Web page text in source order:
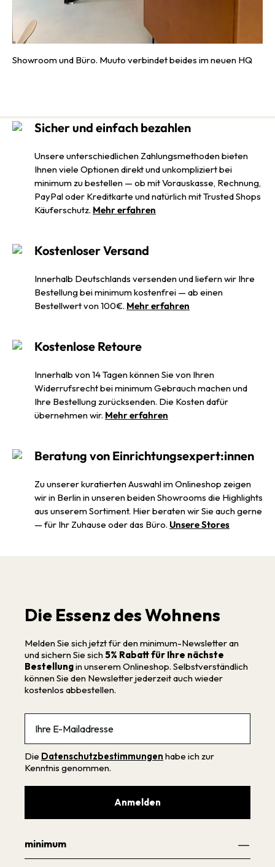
Showroom und Büro. Muuto verbindet beides im neuen HQ
Sicher und einfach bezahlen
Unsere unterschiedlichen Zahlungsmethoden bieten
Ihnen viele Optionen direkt und unkompliziert bei
minimum zu bestellen — ob mit Vorauskasse, Rechnung,
PayPal oder Kreditkarte und natürlich mit Trusted Shops
Käuferschutz. Mehr erfahren
Kostenloser Versand
Innerhalb Deutschlands versenden und liefern wir Ihre
Bestellung bei minimum kostenfrei — ab einen
Bestellwert von 100€. Mehr erfahren
Kostenlose Retoure
Innerhalb von 14 Tagen können Sie von Ihren
Widerrufsrecht bei minimum Gebrauch machen und
Ihre Bestellung zurücksenden. Die Kosten dafür
übernehmen wir. Mehr erfahren
Beratung von Einrichtungsexpert:innen
Zu unserer kuratierten Auswahl im Onlineshop zeigen
wir in Berlin in unseren beiden Showrooms die Highlights
aus unserem Sortiment. Hier beraten wir Sie auch gerne
— für Ihr Zuhause oder das Büro. Unsere Stores
Die Essenz des Wohnens
Melden Sie sich jetzt für den minimum-Newsletter an
und sichern Sie sich 5% Rabatt für Ihre nächste
Bestellungin unserem Onlineshop. Selbstverständlich
können Sie den Newsletter jederzeit auch wieder
kostenlos abbestellen.
Die Datenschutzbestimmungen habe ich zur
Kenntnis genommen.
Anmelden
minimum